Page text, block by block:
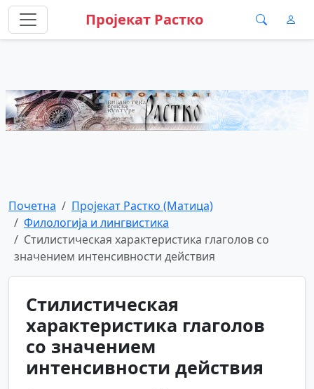
Пројекат Растко
Почетна
Пројекат Растко (Матица)
Филологија и лингвистика
Стилистическая характеристика глаголов со
значением интенсивности действия
Стилистическая
характеристика глаголов
со значением
интенсивности действия